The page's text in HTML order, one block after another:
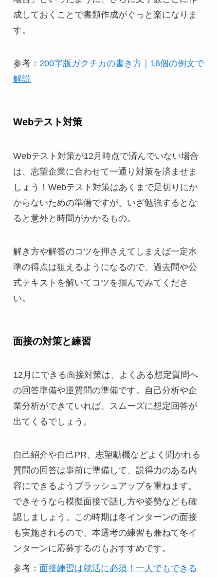
成しておくことで書類作成がぐっと楽になりま
す。
参考： 200字版ガクチカの書き方｜16個の例文で
解説
Webテスト対策
Webテスト対策が12月時点で済んでいない場合
は、志望企業に合わせて一通り対策を済ませま
しょう！Webテスト対策はあくまで足切りにか
からないための準備ですが、いざ勉強するとな
ると意外と時間がかかるもの。
解き方や解答のコツを押さえてしまえば一定水
準の得点は狙えるようになるので、過去問や公
式テキストを解いてコツを掴んでみてくださ
い。
面接の対策と練習
12月にできる面接対策は、よくある想定質問へ
の回答準備や逆質問の準備です。自己分析や企
業分析ができていれば、スムーズに想定回答が
出てくるでしょう。
自己紹介や自己PR、志望動機などよく聞かれる
質問の回答は事前に準備して、説得力のある内
容にできるようブラッシュアップを重ねます。
できそうなら模擬面接で話し方や姿勢なども確
認しましょう。この時期は冬インターンの面接
も実施されるので、本選考の練習も兼ねて冬イ
ンターンに応募するのもおすすめです。
参考： 面接練習は就活に必須！一人でもできる